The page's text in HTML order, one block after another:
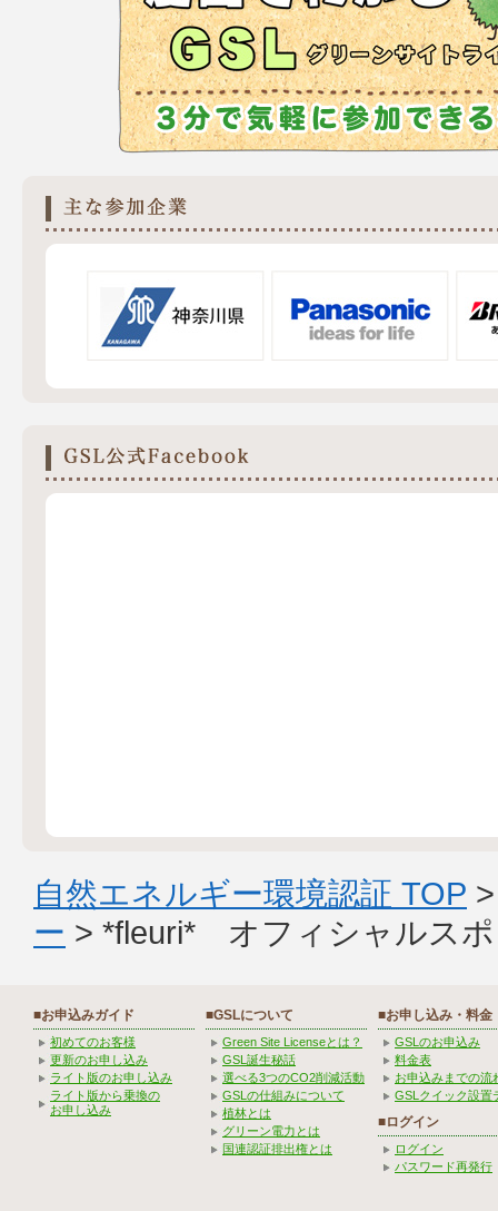
自然エネルギー環境認証 TOP
ー > *fleuri* オフィシャルス
■お申込みガイド
初めてのお客様
更新のお申し込み
ライト版のお申し込み
ライト版から乗換の
お申し込み
■GSLについて
Green Site Licenseとは？
GSL誕生秘話
選べる3つのCO2削減活動
GSLの仕組みについて
植林とは
グリーン電力とは
国連認証排出権とは
■お申し込み・料金
GSLのお申込み
料金表
お申込みまでの流
GSLクイック設置
■ログイン
ログイン
パスワード再発行